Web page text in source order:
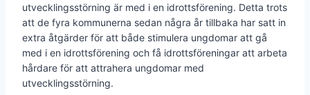
utvecklingsstörning är med i en idrottsförening. Detta trots
att de fyra kommunerna sedan några år tillbaka har satt in
extra åtgärder för att både stimulera ungdomar att gå
med i en idrottsförening och få idrottsföreningar att arbeta
hårdare för att attrahera ungdomar med
utvecklingsstörning.